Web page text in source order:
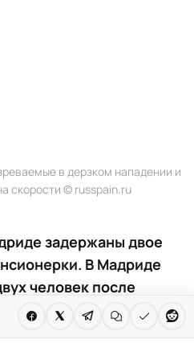
в дерзком нападении и
скорости © russpain.ru
задержаны двое
В Мадриде
человек после
опасной погони по